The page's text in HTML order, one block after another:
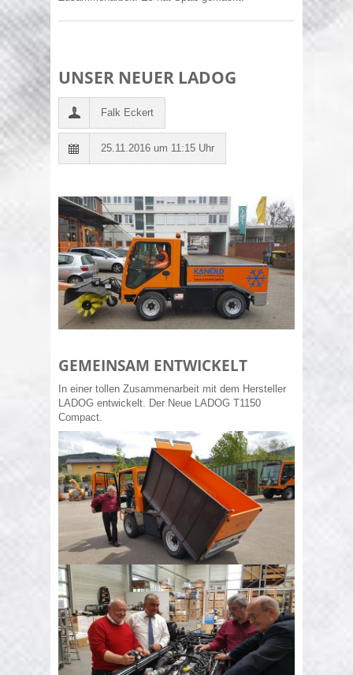
UNSER NEUER LADOG
Falk Eckert
25.11.2016 um 11:15 Uhr
GEMEINSAM ENTWICKELT
In einer tollen Zusammenarbeit mit dem Hersteller
LADOG entwickelt. Der Neue LADOG T1150
Compact.